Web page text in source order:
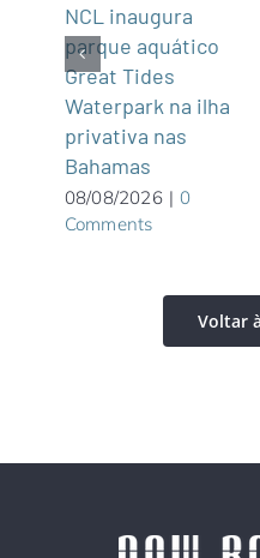
NCL inaugura
parque aquático
Great Tides
Waterpark na ilha
privativa nas
Bahamas
08/08/2026 | 0
Comments
Voltar